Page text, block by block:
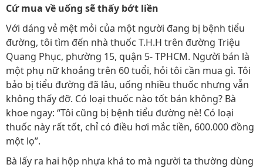
Cứ mua về uống sẽ thấy bớt liền
Với dáng vẻ mệt mỏi của một người đang bị bệnh tiểu
đường, tôi tìm đến nhà thuốc T.H.H trên đường Triệu
Quang Phục, phường 15, quận 5- TPHCM. Người bán là
một phụ nữ khoảng trên 60 tuổi, hỏi tôi cần mua gì. Tôi
bảo bị tiểu đường đã lâu, uống nhiều thuốc nhưng vẫn
không thấy đỡ. Có loại thuốc nào tốt bán không? Bà
khoe ngay: “Tôi cũng bị bệnh tiểu đường nè! Có loại
thuốc này rất tốt, chỉ có điều hơi mắc tiền, 600.000 đồng
một lọ”.
Bà lấy ra hai hộp nhựa khá to mà người ta thường dùng